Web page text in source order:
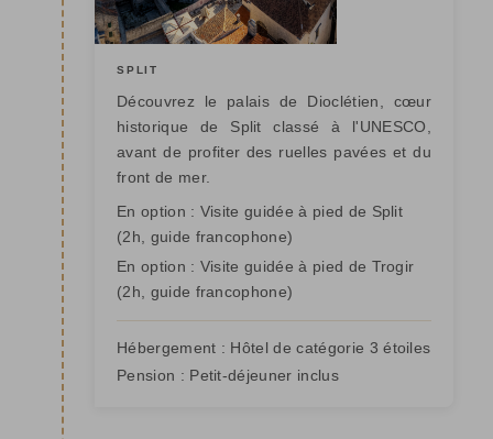
SPLIT
Découvrez le palais de Dioclétien, cœur
historique de Split classé à l'UNESCO,
avant de profiter des ruelles pavées et du
front de mer.
En option : Visite guidée à pied de Split
(2h, guide francophone)
En option : Visite guidée à pied de Trogir
(2h, guide francophone)
Hébergement : Hôtel de catégorie 3 étoiles
Pension : Petit-déjeuner inclus